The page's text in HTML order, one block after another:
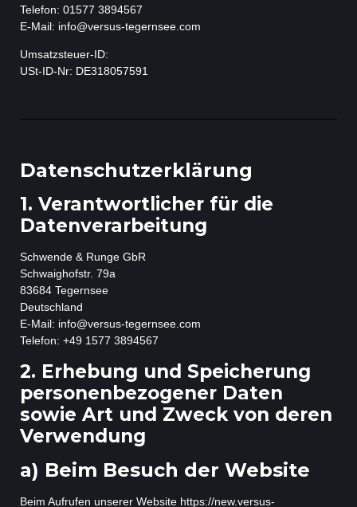
Telefon: 01577 3894567
E-Mail: info@versus-tegernsee.com
Umsatzsteuer-ID:
USt-ID-Nr: DE318057591
Datenschutzerklärung
1. Verantwortlicher für die
Datenverarbeitung
Schwende & Runge GbR
Schwaighofstr. 79a
83684 Tegernsee
Deutschland
E-Mail: info@versus-tegernsee.com
Telefon: +49 1577 3894567
2. Erhebung und Speicherung
personenbezogener Daten
sowie Art und Zweck von deren
Verwendung
a) Beim Besuch der Website
Beim Aufrufen unserer Website https://new.versus-